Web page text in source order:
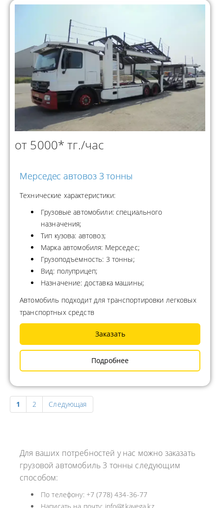
от 5000* тг./час
Мерседес автовоз 3 тонны
Технические характеристики:
Грузовые автомобили: специального
назначения;
Тип кузова: автовоз;
Марка автомобиля: Мерседес;
Грузоподъемность: 3 тонны;
Вид: полуприцеп;
Назначение: доставка машины;
Автомобиль подходит для транспортировки легковых
транспортных средств
Заказать
Подробнее
1 2 Следующая
Для ваших потребностей у нас можно заказать
грузовой автомобиль 3 тонны следующим
способом:
По телефону: +7 (778) 434-36-77